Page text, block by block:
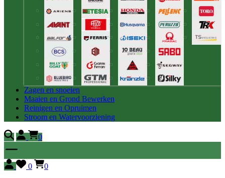
Zagen en snoeien
Maaien en Grond Bewerken
Reinigen en Opruimen
Stroom en Watervoorziening
0
0
0